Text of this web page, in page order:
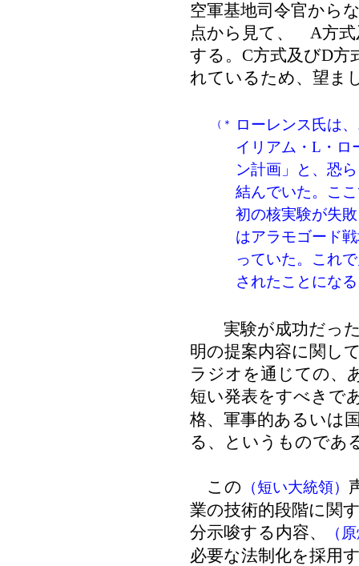
空軍基地司令官から
点から見て、 A方式
する。C方式及びD方
れているため、望ま
（＊
ローレンス氏は
イリアム・L・ロ
ン計画」と、恐
結んでいた。こ
初の核実験が失
はアラモゴード
っていた。これ
されたことにな
実験が成功だった
明の提案内容に関し
ラジオを通じての、
短い発表をすべきで
格、軍事的あるいは
る、というものであ
この （短い大統領）
業の技術的段階に関
分示唆する内容、
（
必要な法制化を採用